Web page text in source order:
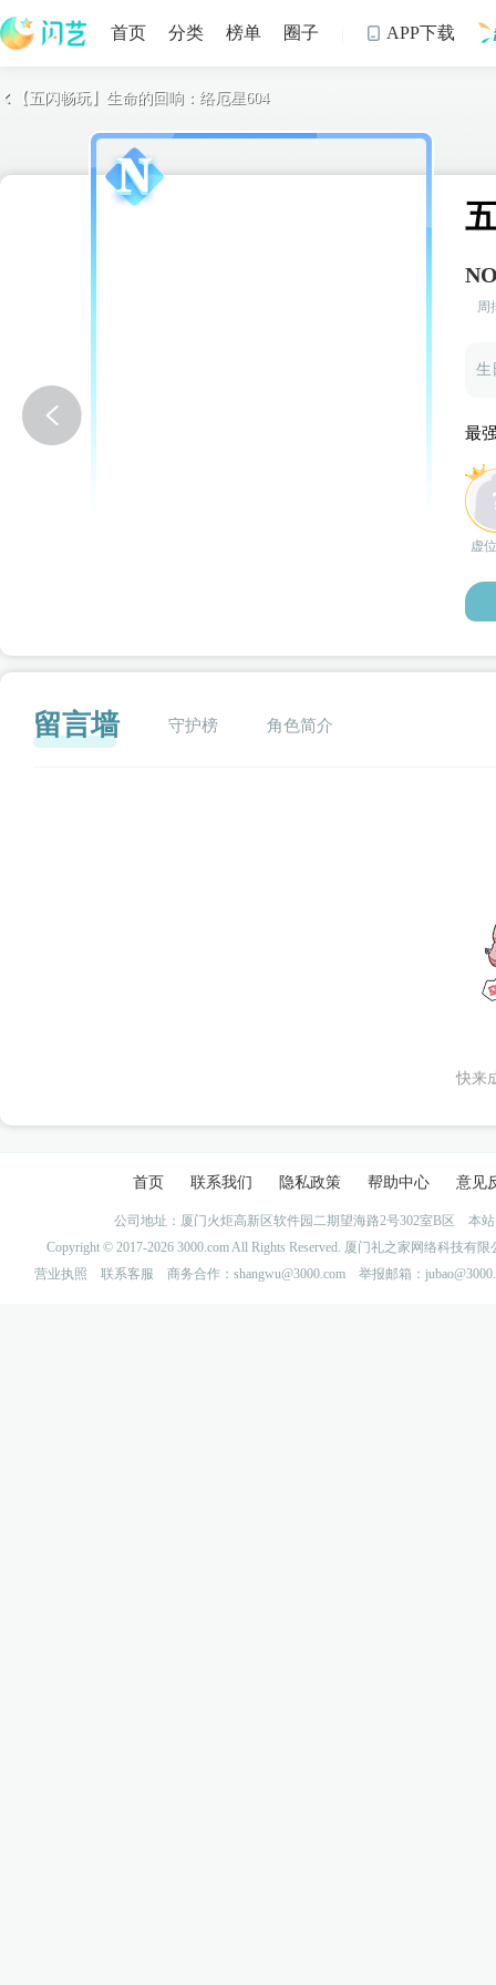
首页 分类 榜单 圈子  APP下载
 【五闪畅玩】生命的回响：络厄星604
周
生
最
虚
留言墙 守护榜 角色简介
快来
首页 联系我们 隐私政策 帮助中心 意见
公司地址：厦门火炬高新区软件园二期望海路2号302室B区 本
Copyright © 2017-2026 3000.com All Rights Reserved. 厦门礼之家网络科技
营业执照
联系客服 商务合作：shangwu@3000.com 举报邮箱：